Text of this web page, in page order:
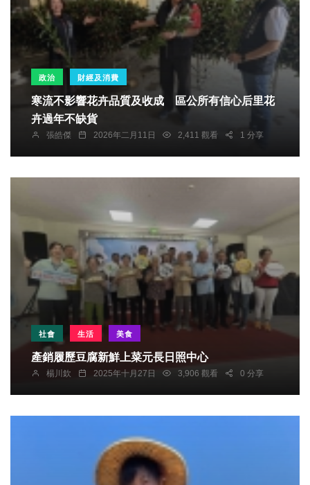
政治 財經及消費
寒流不影響花卉品質及收成 區公所有信心后里花
卉過年不缺貨
張皓傑 2026年二月11日 2,411 觀看 1 分享
社會 生活 美食
產銷履歷豆腐新鮮上菜元長日照中心
楊川欽 2025年十月27日 3,906 觀看 0 分享